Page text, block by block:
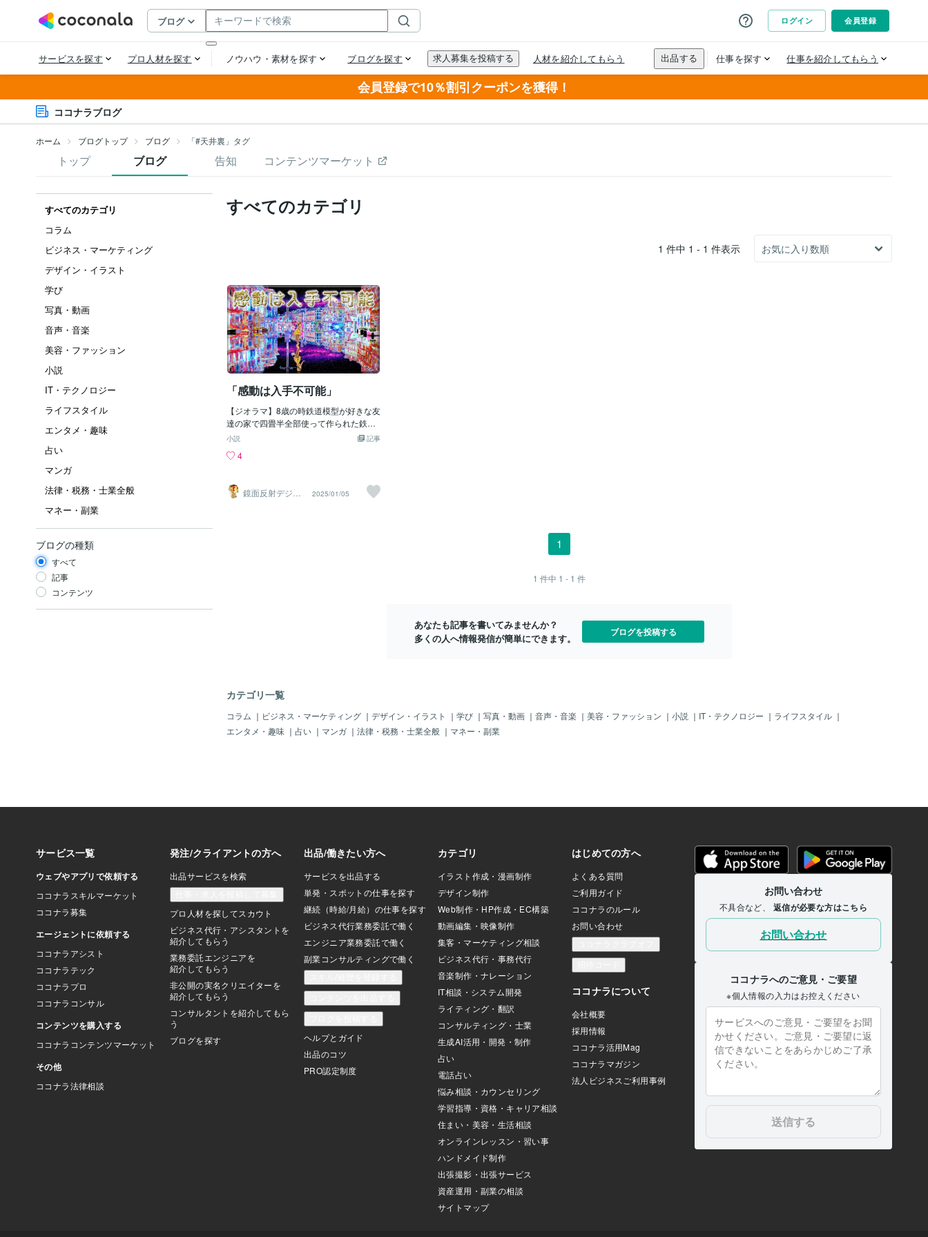
会員登録で10％割引クーポンを獲得！
ココナラブログ
ホーム ブログトップ ブログ 「#天井裏」タグ
トップ ブログ 告知 コンテンツマーケット
すべてのカテゴリ
コラム
ビジネス・マーケティング
デザイン・イラスト
学び
写真・動画
音声・音楽
美容・ファッション
小説
IT・テクノロジー
ライフスタイル
エンタメ・趣味
占い
マンガ
法律・税務・士業全般
マネー・副業
ブログの種類
すべて
記事
コンテンツ
すべてのカテゴリ
1 件中 1 - 1 件表示
「感動は入手不可能」
【ジオラマ】8歳の時鉄道模型が好きな友
達の家で四畳半全部使って作られた鉄道
模型のジオラマを見せてもらい俺はこの
˖°俺も鉄道模型が大好きでカタログをわ
物を選び購入金額を計算していつか買お
うとワクワクしてたそしてお正月の親戚
イン設備がぎっしりだから部屋として使
マ計画がとん挫した(´･д･`)ｼｮﾎﾞｰﾝ〓＝〓
＝〓＝〓＝〓＝〓＝〓＝〓＝〓【犬の攻
俺が線路に戻し走らせるとまた来てワン
屋に行きドアを閉めて鉄道模型で遊んで
るとジョンに鉄道模型の音を察知されて
ド
記事
小説
4
鏡面反射デジタ
ルアート製作所
2025/01/05
1
1 件中 1 - 1 件
あなたも記事を書いてみませんか？
多くの人へ情報発信が簡単にできます。
ブログを投稿する
カテゴリ一覧
コラム ｜ ビジネス・マーケティング ｜ デザイン・イラスト ｜ 学び ｜ 写真・動画 ｜ 音声・音楽 ｜ 美容・ファッション ｜ 小説 ｜ IT・テクノロジー ｜ ライフスタイル ｜
エンタメ・趣味 ｜ 占い ｜ マンガ ｜ 法律・税務・士業全般 ｜ マネー・副業